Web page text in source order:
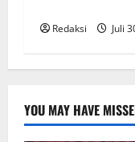
Redaksi Juli
YOU MAY HAVE